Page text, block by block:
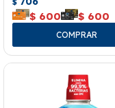
$
$ 600 $ 600